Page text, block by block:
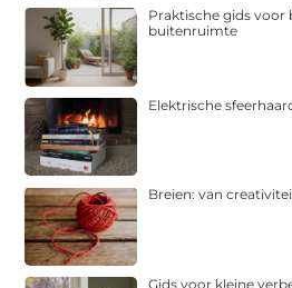
Praktische gids voor
buitenruimte
Elektrische
Breien: van
Gids voor kleine